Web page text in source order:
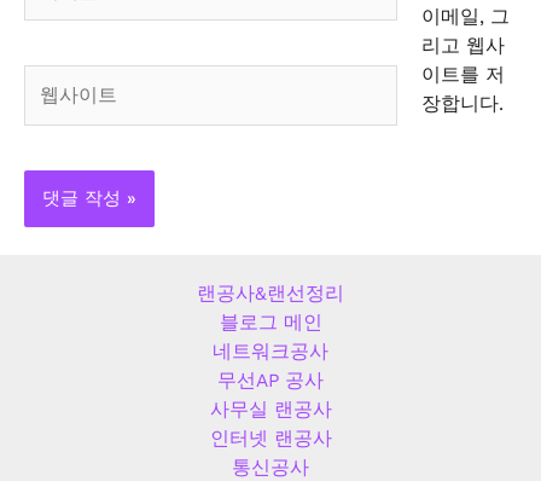
*
트
이메일, 그
리고 웹사
이트를 저
장합니다.
랜공사&랜선정리
블로그 메인
네트워크공사
무선AP 공사
사무실 랜공사
인터넷 랜공사
통신공사